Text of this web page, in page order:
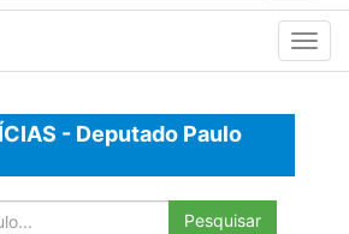
- Deputado Paulo
Pesquisar